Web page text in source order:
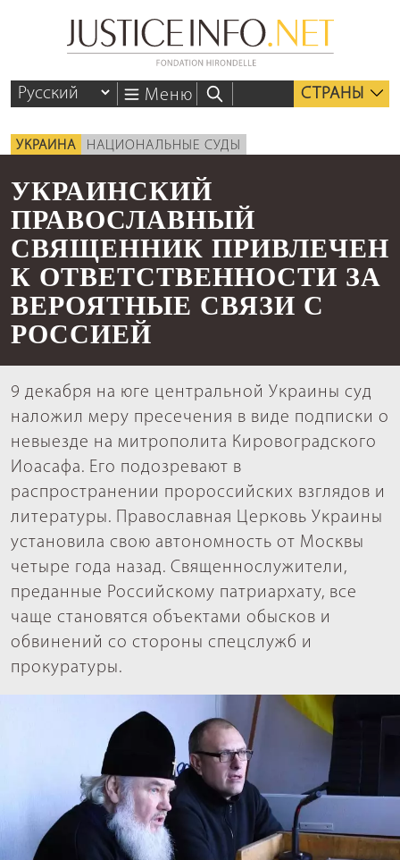
Меню СТРАНЫ
УКРАИНА НАЦИОНАЛЬНЫЕ СУДЫ
УКРАИНСКИЙ
ПРАВОСЛАВНЫЙ
СВЯЩЕННИК ПРИВЛЕЧЕН
К ОТВЕТСТВЕННОСТИ ЗА
ВЕРОЯТНЫЕ СВЯЗИ С
РОССИЕЙ
9 декабря на юге центральной Украины суд
наложил меру пресечения в виде подписки о
невыезде на митрополита Кировоградского
Иоасафа. Его подозревают в
распространении пророссийских взглядов и
литературы. Православная Церковь Украины
установила свою автономность от Москвы
четыре года назад. Священнослужители,
преданные Российскому патриархату, все
чаще становятся объектами обысков и
обвинений со стороны спецслужб и
прокуратуры.